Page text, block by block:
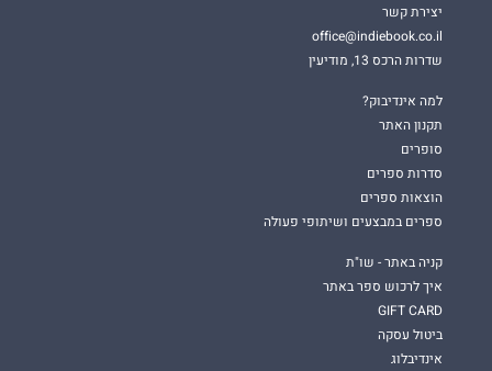
יצירת קשר
office@indiebook.co.il
שדרות הרכס 13, מודיעין
למה אינדיבוק?
תקנון האתר
סופרים
סדרות ספרים
הוצאות ספרים
ספרים במבצעים ושיתופי פעולה
קניה באתר - שו"ת
איך לרכוש ספר באתר
GIFT CARD
ביטול עסקה
אינדיבלוג